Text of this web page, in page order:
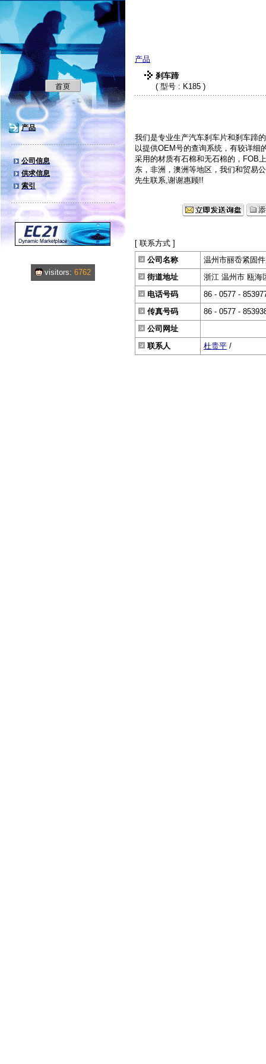
产品
公司信息
供求信息
索引
visitors: 6762
产品
刹车蹄
( 型号 : K185 )
我们是专业生产汽车刹车片和刹车蹄
以提供OEM号的查询系统，有较详细
采用的材质有石棉和无石棉的，FOB
东，非洲，澳洲等地区，我们和贸易
先生联系,谢谢惠顾!!
[ 联系方式 ]
公司名称
温州市丽岙紧固
街道地址
浙江 温州市 瓯海
电话号码
86 - 0577 -
传真号码
86 - 0577 -
公司网址
联系人
杜贵平 /